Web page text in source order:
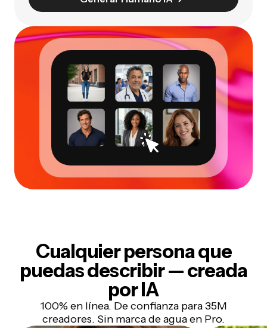
Cualquier persona que
puedas describir — creada
por IA
100% en línea. De confianza para 35M
creadores. Sin marca de agua en Pro.